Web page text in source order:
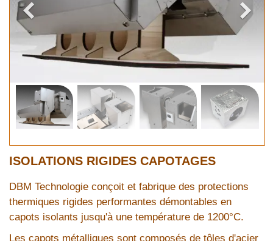
ISOLATIONS RIGIDES CAPOTAGES
DBM Technologie conçoit et fabrique des protections
thermiques rigides performantes démontables en
capots isolants jusqu'à une température de 1200°C.
Les capots métalliques sont composés de tôles d'acier